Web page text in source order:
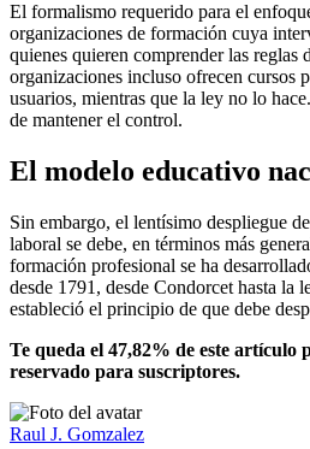
El formalismo requerido para el
organizaciones de formación cuya
quienes quieren comprender las reglas
organizaciones incluso ofrecen cursos
usuarios, mientras que la ley no lo
de mantener el control.
El modelo educativo
Sin embargo, el lentísimo despliegue
laboral se debe, en términos más
formación profesional se ha
desde 1791, desde Condorcet hasta la
estableció el principio de que debe
Te queda el 47,82% de este artículo
reservado para suscriptores.
Raul J. Gomzalez